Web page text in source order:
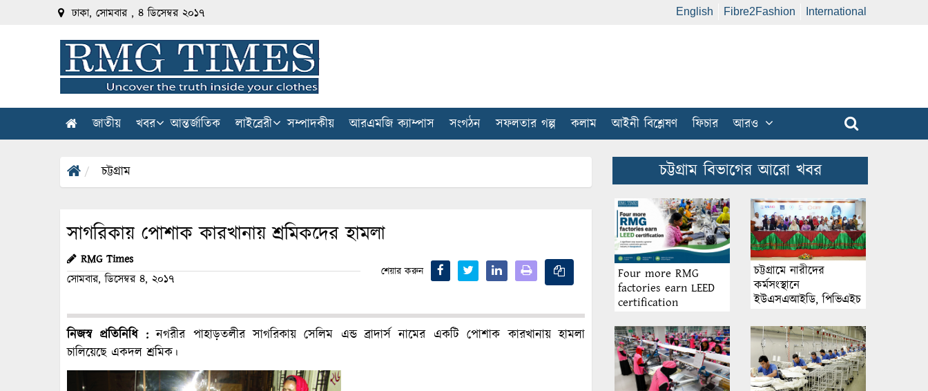
ঢাকা, সোমবার , ৪ ডিসেম্বর ২০১৭ English Fibre2Fashion International
জাতীয় খবর আন্তর্জাতিক লাইব্রেরী সম্পাদকীয় আরএমজি ক্যাম্পাস সংগঠন সফলতার গল্প কলাম আইনী বিশ্লেষণ ফিচার আরও
চট্টগ্রাম
সাগরিকায় পোশাক কারখানায় শ্রমিকদের হামলা
RMG Times
সোমবার, ডিসেম্বর ৪, ২০১৭
শেয়ার করুন
নিজস্ব প্রতিনিধি :নগরীর পাহাড়তলীর সাগরিকায় সেলিম এন্ড ব্রাদার্স নামের একটি পোশাক কারখানায় হামলা
চালিয়েছে একদল শ্রমিক।
চট্টগ্রাম বিভাগের আরো খবর
Four more RMG
factories earn LEED
certification
চট্টগ্রামে নারীদের
কর্মসংস্থানে
ইউএসএআইডি, পিভিএইচ
চাকরি মেলা অনুষ্ঠিত